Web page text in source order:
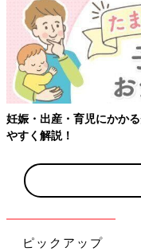
妊娠・出産・育児にかか
やすく解説！
ピックアップ